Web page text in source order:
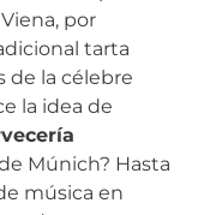
por
tarta
de la célebre
la idea de
Múnich? Hasta
música en